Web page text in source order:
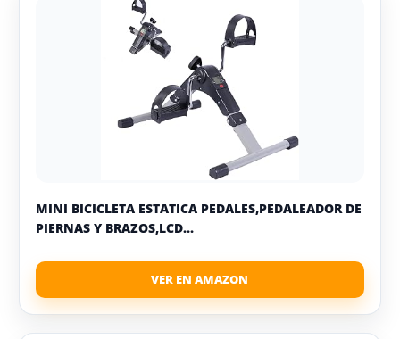
MINI BICICLETA ESTATICA PEDALES,PEDALEADOR DE
PIERNAS Y BRAZOS,LCD...